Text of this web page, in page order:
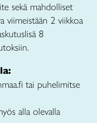
sekä mahdolliset
viimeistään 2 viikkoa
8
tai puhelimitse
alla olevalla